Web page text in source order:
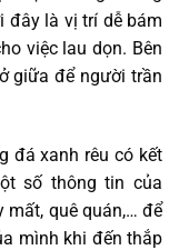
đây là vị trí dễ bám
việc lau dọn. Bên
giữa để người trần
đá xanh rêu có kết
số thông tin của
mất, quê quán,… để
mình khi đến thắp